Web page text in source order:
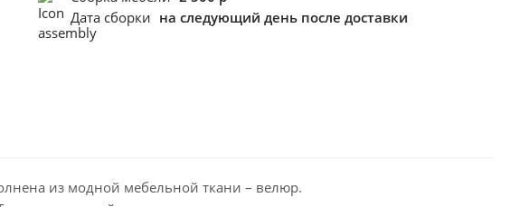
Дата сборки на следующий день после доставки
из модной мебельной ткани – велюр.